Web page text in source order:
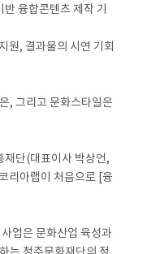
융합콘텐츠 제작 기
원, 결과물의 시연 기회
, 그리고 문화스타일은
재단(대표이사 박상언,
리아랩이 처음으로 [융
업은 문화산업 육성과